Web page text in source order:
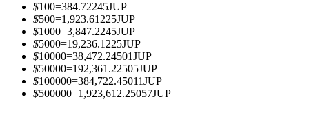
$100=384.72245JUP
$500=1,923.61225JUP
$1000=3,847.2245JUP
$5000=19,236.1225JUP
$10000=38,472.24501JUP
$50000=192,361.22505JUP
$100000=384,722.45011JUP
$500000=1,923,612.25057JUP